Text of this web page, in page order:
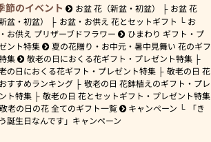
節のイベント お盆 花（新盆・初盆）
お盆 花
新盆・初盆）
お盆・お供え 花とセットギフト
お
お供え プリザーブドフラワー
ひまわり ギフト・プ
ント特集
夏の花贈り・お中元・暑中見舞い 花のギフ
集
敬老の日におくる花ギフト・プレゼント特集
の日におくる花ギフト・プレゼント特集
敬老の日 花
すすめランキング
敬老の日 花鉢植えのギフト・プレ
ト特集
敬老の日 花とセットギフト・プレゼント特集
敬老の日の花 全てのギフト一覧
キャンペーン
「き
誕生日なんです」キャンペーン